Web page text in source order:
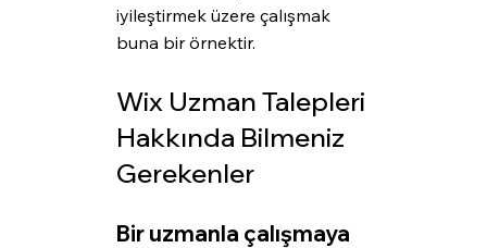
iyileştirmek üzere çalışmak
buna bir örnektir.
Wix Uzman Talepleri
Hakkında Bilmeniz
Gerekenler
Bir uzmanla çalışmaya